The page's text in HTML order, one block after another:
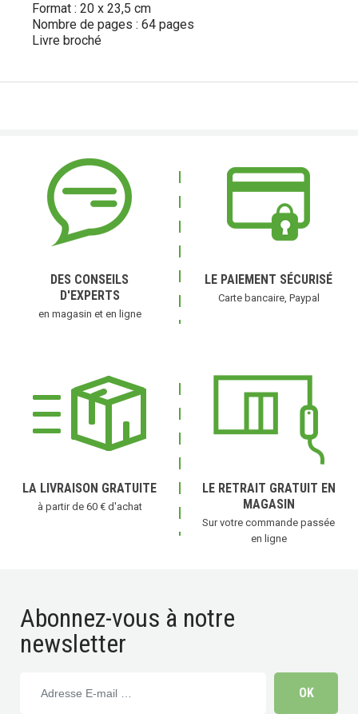
Format : 20 x 23,5 cm
Nombre de pages : 64 pages
Livre broché
DES CONSEILS
D'EXPERTS
en magasin et en ligne
LE PAIEMENT SÉCURISÉ
Carte bancaire, Paypal
LA LIVRAISON GRATUITE
à partir de 60 € d'achat
LE RETRAIT GRATUIT EN
MAGASIN
Sur votre commande passée
en ligne
Abonnez-vous à notre
newsletter